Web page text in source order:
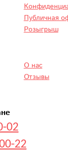
02
22
Публичная
Розыгрыш
О нас
Отзывы